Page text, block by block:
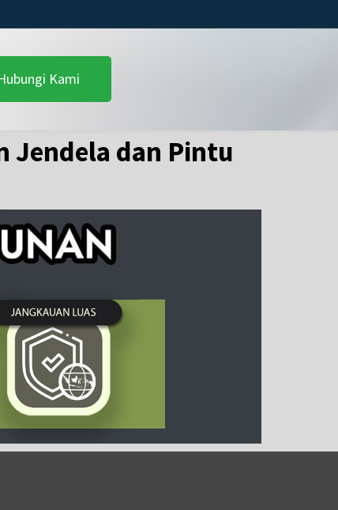
Kami
Jendela dan Pintu